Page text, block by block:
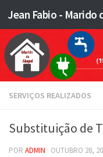
Skip to content
SERVIÇOS REALIZADOS
Substituição de
POR ADMIN · OUTUBRO 28,